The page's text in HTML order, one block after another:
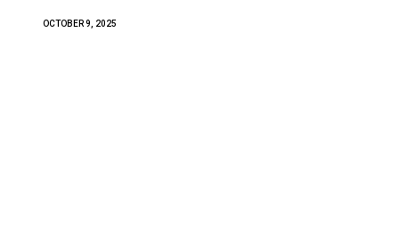
OCTOBER 9, 2025